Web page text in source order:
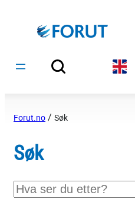
Forut.no / Søk
Søk
Søk